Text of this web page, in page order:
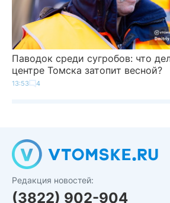
Паводок среди сугробов: что
центре Томска затопит весной?
13:53 4
Редакция новостей:
(3822) 902-904